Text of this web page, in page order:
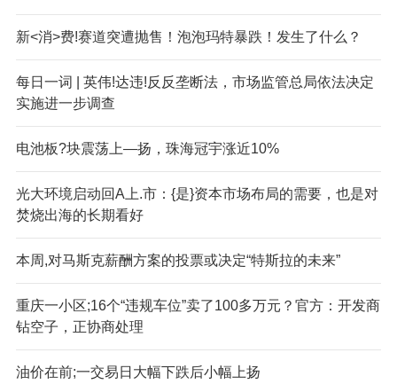
新<消>费!赛道突遭抛售！泡泡玛特暴跌！发生了什么？
每日一词 | 英伟!达违!反反垄断法，市场监管总局依法决定
实施进一步调查
电池板?块震荡上—扬，珠海冠宇涨近10%
光大环境启动回A上.市：{是}资本市场布局的需要，也是对
焚烧出海的长期看好
本周,对马斯克薪酬方案的投票或决定“特斯拉的未来”
重庆一小区;16个“违规车位”卖了100多万元？官方：开发商
钻空子，正协商处理
油价在前;一交易日大幅下跌后小幅上扬